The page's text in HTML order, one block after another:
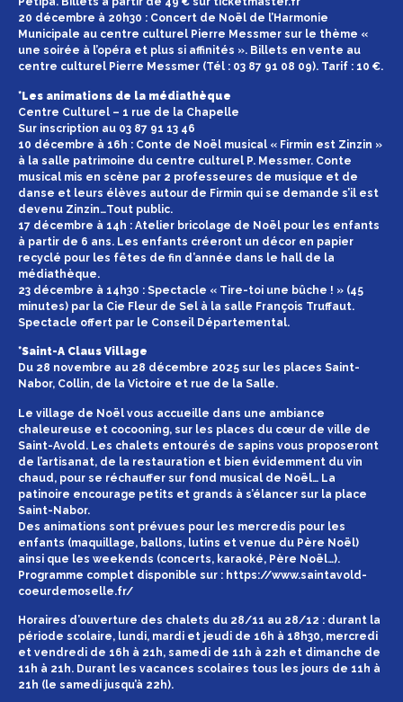
20 décembre à 20h30 : Concert de Noël de l’Harmonie
Municipale au centre culturel Pierre Messmer sur le thème «
une soirée à l’opéra et plus si affinités ». Billets en vente au
centre culturel Pierre Messmer (Tél : 03 87 91 08 09). Tarif : 10 €.
*Les animations de la médiathèque
Centre Culturel – 1 rue de la Chapelle
Sur inscription au 03 87 91 13 46
10 décembre à 16h : Conte de Noël musical « Firmin est Zinzin »
à la salle patrimoine du centre culturel P. Messmer. Conte
musical mis en scène par 2 professeures de musique et de
danse et leurs élèves autour de Firmin qui se demande s’il est
devenu Zinzin…Tout public.
17 décembre à 14h : Atelier bricolage de Noël pour les enfants
à partir de 6 ans. Les enfants créeront un décor en papier
recyclé pour les fêtes de fin d’année dans le hall de la
médiathèque.
23 décembre à 14h30 : Spectacle « Tire-toi une bûche ! » (45
minutes) par la Cie Fleur de Sel à la salle François Truffaut.
Spectacle offert par le Conseil Départemental.
*Saint-A Claus Village
Du 28 novembre au 28 décembre 2025 sur les places Saint-
Nabor, Collin, de la Victoire et rue de la Salle.
Le village de Noël vous accueille dans une ambiance
chaleureuse et cocooning, sur les places du cœur de ville de
Saint-Avold. Les chalets entourés de sapins vous proposeront
de l’artisanat, de la restauration et bien évidemment du vin
chaud, pour se réchauffer sur fond musical de Noël… La
patinoire encourage petits et grands à s’élancer sur la place
Saint-Nabor.
Des animations sont prévues pour les mercredis pour les
enfants (maquillage, ballons, lutins et venue du Père Noël)
ainsi que les weekends (concerts, karaoké, Père Noël…).
Programme complet disponible sur : https://www.saintavold-
coeurdemoselle.fr/
Horaires d’ouverture des chalets du 28/11 au 28/12 : durant la
période scolaire, lundi, mardi et jeudi de 16h à 18h30, mercredi
et vendredi de 16h à 21h, samedi de 11h à 22h et dimanche de
11h à 21h. Durant les vacances scolaires tous les jours de 11h à
21h (le samedi jusqu’à 22h).